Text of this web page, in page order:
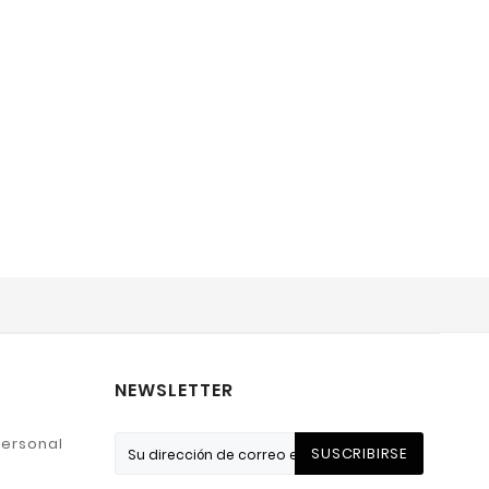
NEWSLETTER
SUSCRIBIRSE